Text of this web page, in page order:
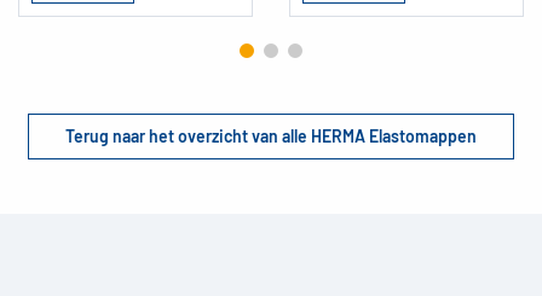
Terug naar het overzicht van alle HERMA Elastomappen